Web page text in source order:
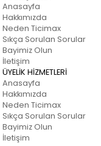
Anasayfa
Hakkımızda
Neden Ticimax
Sıkça Sorulan Sorular
Bayimiz Olun
İletişim
ÜYELİK HİZMETLERİ
Anasayfa
Hakkımızda
Neden Ticimax
Sıkça Sorulan Sorular
Bayimiz Olun
İletişim